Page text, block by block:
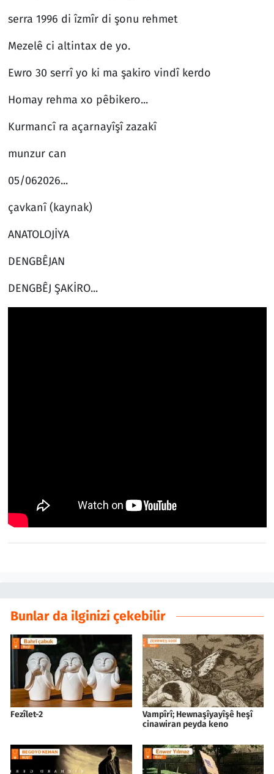
serra 1996 di îzmîr di şonu rehmet
Mezelê ci altintax de yo.
Ewro 30 serrî yo ki ma şakiro vindî kerdo
Homay rehma xo pêbikero...
Kurmancî ra açarnayîşî zazakî
munzur can
05/062026...
çavkanî (kaynak)
ANATOLOJİYA
DENGBÊJAN
DENGBÊJ ŞAKİRO...
Bunlar da ilginizi çekebilir
Fezîlet-2
Vampîrî; Hewnaşîyayîşê heşî
cinawiran peyda keno